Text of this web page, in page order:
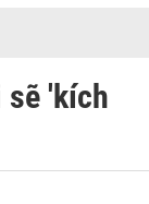
sẽ 'kích